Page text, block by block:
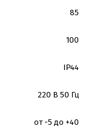
85
100
IP44
220 В 50 Гц
от -5 до +40